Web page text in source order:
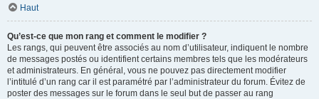
Haut
Qu’est-ce que mon rang et comment le modifier ?
Les rangs, qui peuvent être associés au nom d’utilisateur, indiquent le nombre
de messages postés ou identifient certains membres tels que les modérateurs
et administrateurs. En général, vous ne pouvez pas directement modifier
l’intitulé d’un rang car il est paramétré par l’administrateur du forum. Évitez de
poster des messages sur le forum dans le seul but de passer au rang